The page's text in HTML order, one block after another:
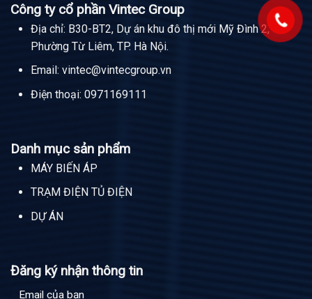
Công ty cổ phần Vintec Group
Địa chỉ: B30-BT2, Dự án khu đô thị mới Mỹ Đình 2,
Phường Từ Liêm, TP. Hà Nội.
Email:vintec@vintecgroup.vn
Điện thoại:0971169111
Danh mục sản phẩm
MÁY BIẾN ÁP
TRẠM ĐIỆN TỦ ĐIỆN
DỰ ÁN
Đăng ký nhận thông tin